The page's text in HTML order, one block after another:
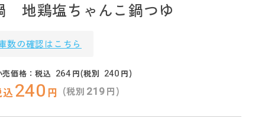
地鶏塩ちゃんこ鍋つゆ
数の確認はこちら
価格：税込 264 円(税別 240 円)
込240 円 (税別 219円)